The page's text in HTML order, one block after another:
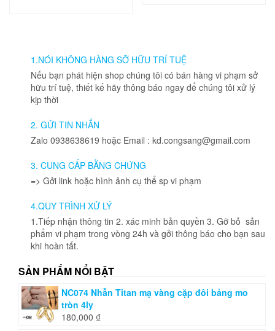
nhiều
biến
thể.
Các
chọn
có
thể
được
chọn
trên
sản
phẩm
thể.
Các
thể
được
1.NÓI KHÔNG HÀNG SỠ HỮU TRÍ TUỆ
Nếu bạn phát hiện shop chúng tôi có bán hàng vi phạm sở
hữu trí tuệ, thiết kế hãy thông báo ngay để chúng tôi xử lý
kịp thời
2. GỬI TIN NHẮN
Zalo 0938638619 hoặc Email : kd.congsang@gmail.com
3. CUNG CẤP BẰNG CHỨNG
=> Gởi link hoặc hình ảnh cụ thể sp vi phạm
4.QUY TRÌNH XỬ LÝ
1.Tiếp nhận thông tin 2. xác minh bản quyền 3. Gỡ bỏ sản
phẩm vi phạm trong vòng 24h và gởi thông báo cho bạn sau
khi hoàn tất.
SẢN PHẨM NỔI BẬT
NC074 Nhẫn Titan mạ vàng cặp đôi bảng mo
tròn 4ly
180,000 ₫